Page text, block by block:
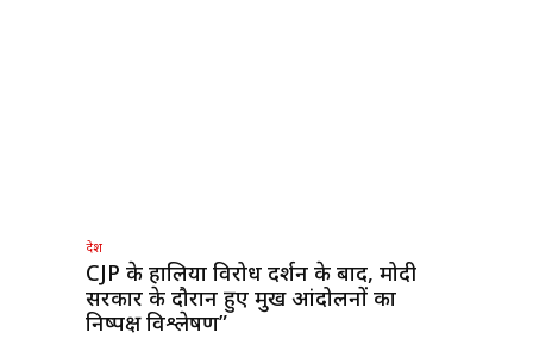
देश
CJP के हालिया विरोध प्रदर्शन के बाद, मोदी
सरकार के दौरान हुए प्रमुख आंदोलनों का
निष्पक्ष विश्लेषण”